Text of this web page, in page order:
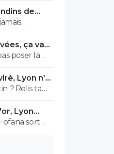
et
de
ça va
poser la
Lyon n'a
ta
Lyon
sort
excuse moi
dans